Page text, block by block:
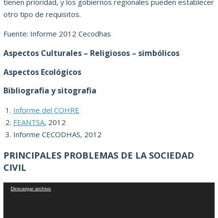
tienen prioridad, y los gobiernos regionales pueden establecer
otro tipo de requisitos.
Fuente: Informe 2012 Cecodhas
Aspectos Culturales – Religiosos – simbólicos
Aspectos Ecológicos
Bibliografia y sitografia
Informe del COHRE
FEANTSA, 2012
Informe CECODHAS, 2012
PRINCIPALES PROBLEMAS DE LA SOCIEDAD
CIVIL
Reproductor
Descargar archivo